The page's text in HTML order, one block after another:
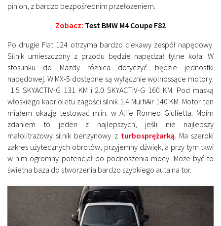
pinion, z bardzo bezpośrednim przełożeniem.
Zobacz: Test BMW M4 Coupe F82
Po drugie Fiat 124 otrzyma bardzo ciekawy zespół napędowy.
Silnik umieszczony z przodu będzie napędzał tylne koła. W
stosunku do Mazdy różnica dotyczyć będzie jednostki
napędowej. W MX-5 dostępne są wyłącznie wolnossące motory:
1.5 SKYACTIV-G 131 KM i 2.0 SKYACTIV-G 160 KM. Pod maską
włoskiego kabrioletu zagości silnik 1.4 MultiAir 140 KM. Motor ten
miałem okazję testować m.in. w Alfie Romeo Giulietta. Moim
zdaniem to jeden z najlepszych, jeśli nie najlepszy
małolitrażowy silnik benzynowy z turbosprężarką. Ma szeroki
zakres użytecznych obrotów, przyjemny dźwięk, a przy tym tkwi
w nim ogromny potencjał do podnoszenia mocy. Może być to
świetna baza do stworzenia bardzo szybkiego auta na tor.